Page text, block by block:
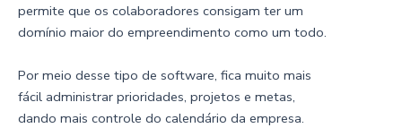
permite que os colaboradores consigam ter um
domínio maior do empreendimento como um todo.
Por meio desse tipo de software, fica muito mais
fácil administrar prioridades, projetos e metas,
dando mais controle do calendário da empresa.